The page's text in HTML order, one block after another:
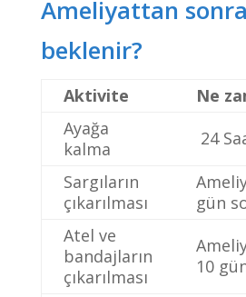
Ameliyattan
beklenir?
Aktivite
Ne
Ayağa
kalma
24
Sargıların
çıkarılması
gün
Atel ve
bandajların
çıkarılması
10